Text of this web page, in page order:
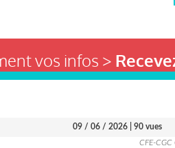
vos infos >
09 / 06 / 2026 | 90 vues
CFE-